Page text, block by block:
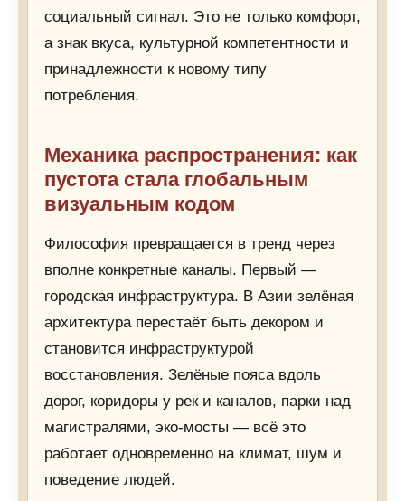
социальный сигнал. Это не только комфорт,
а знак вкуса, культурной компетентности и
принадлежности к новому типу
потребления.
Механика распространения: как
пустота стала глобальным
визуальным кодом
Философия превращается в тренд через
вполне конкретные каналы. Первый —
городская инфраструктура. В Азии зелёная
архитектура перестаёт быть декором и
становится инфраструктурой
восстановления. Зелёные пояса вдоль
дорог, коридоры у рек и каналов, парки над
магистралями, эко-мосты — всё это
работает одновременно на климат, шум и
поведение людей.